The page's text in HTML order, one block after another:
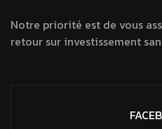
Notre priorité est de vous
retour sur investissement